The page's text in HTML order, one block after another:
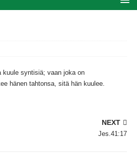
kuule syntisiä; vaan joka on
hänen tahtonsa, sitä hän kuulee.
NEXT
Jes.41:17